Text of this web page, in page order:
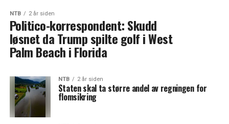
NTB 2 år siden
Politico-korrespondent: Skudd
løsnet da Trump spilte golf i West
Palm Beach i Florida
NTB 2 år siden
Staten skal ta større andel av regningen for
flomsikring